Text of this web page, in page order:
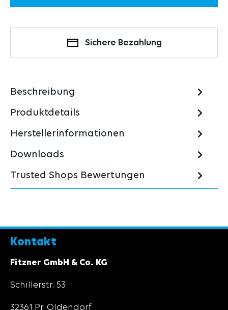
Sichere Bezahlung
Beschreibung
Produktdetails
Herstellerinformationen
Downloads
Trusted Shops Bewertungen
Kontakt
Fitzner GmbH & Co. KG
Schillerstr. 53
32361 Pr. Oldendorf